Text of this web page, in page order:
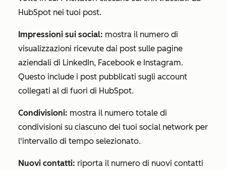
HubSpot nei tuoi post.
Impressioni sui social: mostra il numero di
visualizzazioni ricevute dai post sulle pagine
aziendali di LinkedIn, Facebook e Instagram.
Questo include i post pubblicati sugli account
collegati al di fuori di HubSpot.
Condivisioni: mostra il numero totale di
condivisioni su ciascuno dei tuoi social network per
l'intervallo di tempo selezionato.
Nuovi contatti: riporta il numero di nuovi contatti